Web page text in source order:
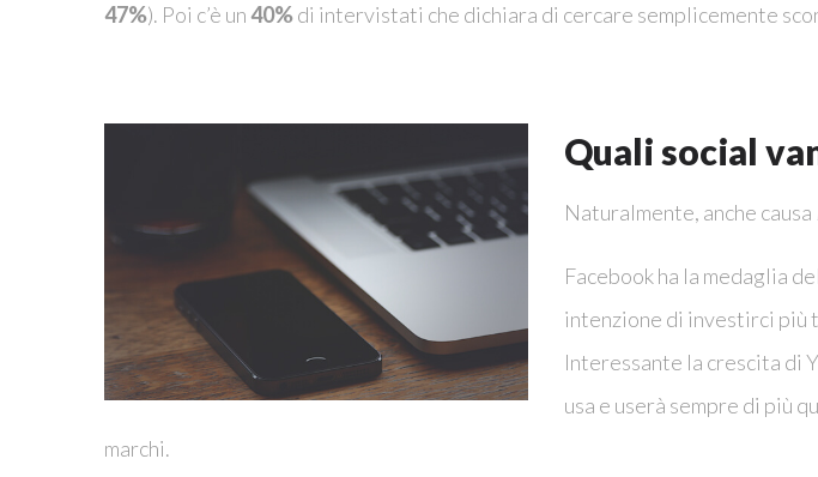
47%). Poi c’è un40%di intervistati che dichiara di cercare semplicemente
Quali social
Naturalmente, anche causa
Facebook ha la medaglia
intenzione di investirci più
Interessante la crescita di
usa e userà sempre di più
marchi.